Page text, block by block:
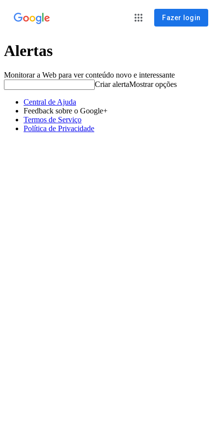
Fazer login
Alertas
Monitorar a Web para ver conteúdo novo e interessante
Criar alertaMostrar opções
Central de Ajuda
Feedback sobre o Google+
Termos de Serviço
Política de Privacidade